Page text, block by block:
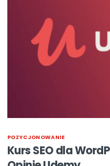
POZYCJONOWANIE
Kurs SEO dla